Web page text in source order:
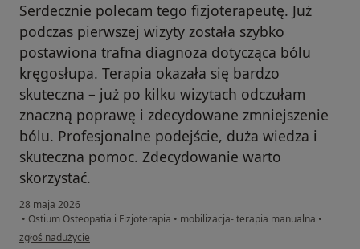
Serdecznie polecam tego fizjoterapeutę. Już
podczas pierwszej wizyty została szybko
postawiona trafna diagnoza dotycząca bólu
kręgosłupa. Terapia okazała się bardzo
skuteczna – już po kilku wizytach odczułam
znaczną poprawę i zdecydowane zmniejszenie
bólu. Profesjonalne podejście, duża wiedza i
skuteczna pomoc. Zdecydowanie warto
skorzystać.
28 maja 2026
• Ostium Osteopatia i Fizjoterapia • mobilizacja- terapia manualna •
w opinii użytkownika RP
zgłoś nadużycie